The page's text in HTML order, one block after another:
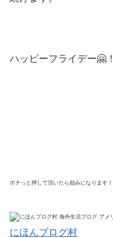
ハッピーフライデー🤗！
ポチっと押して頂いたら励みになります！
にほんブログ村